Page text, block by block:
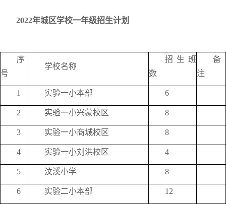
2022年城区学校一年级招生计划
序
号
学校名称
招生班
数
备
注
1 实验一小本部 6
2 实验一小兴蒙校区 8
3 实验一小商城校区 8
4 实验一小刘洪校区 4
5 汶溪小学 8
6 实验二小本部 12